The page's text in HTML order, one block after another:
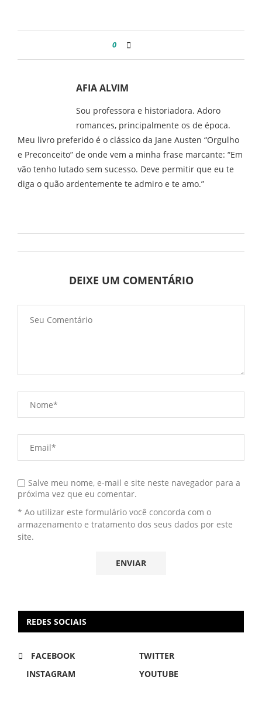
0
AFIA ALVIM
Sou professora e historiadora. Adoro
romances, principalmente os de época.
Meu livro preferido é o clássico da Jane Austen “Orgulho
e Preconceito” de onde vem a minha frase marcante: “Em
vão tenho lutado sem sucesso. Deve permitir que eu te
diga o quão ardentemente te admiro e te amo.”
DEIXE UM COMENTÁRIO
Salve meu nome, e-mail e site neste navegador para a
próxima vez que eu comentar.
* Ao utilizar este formulário você concorda com o
armazenamento e tratamento dos seus dados por este
site.
REDES SOCIAIS
FACEBOOK
TWITTER
INSTAGRAM
YOUTUBE